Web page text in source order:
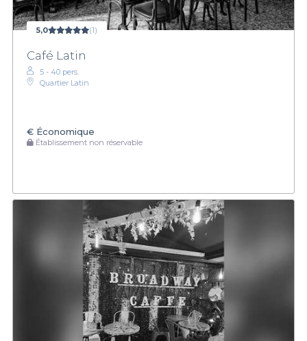
5,0 (1)
Café Latin
5 - 40 pers.
Quartier Latin
€ Économique
Établissement non réservable